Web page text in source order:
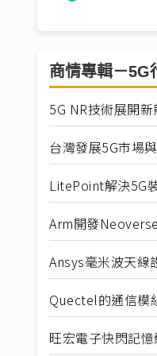
商情專輯－5G
5G NR技術展開
台灣發展5G市場
LitePoint解決5G
Arm開發
Ansys毫米波天線
Quectel的通信模
旺宏電子快閃記